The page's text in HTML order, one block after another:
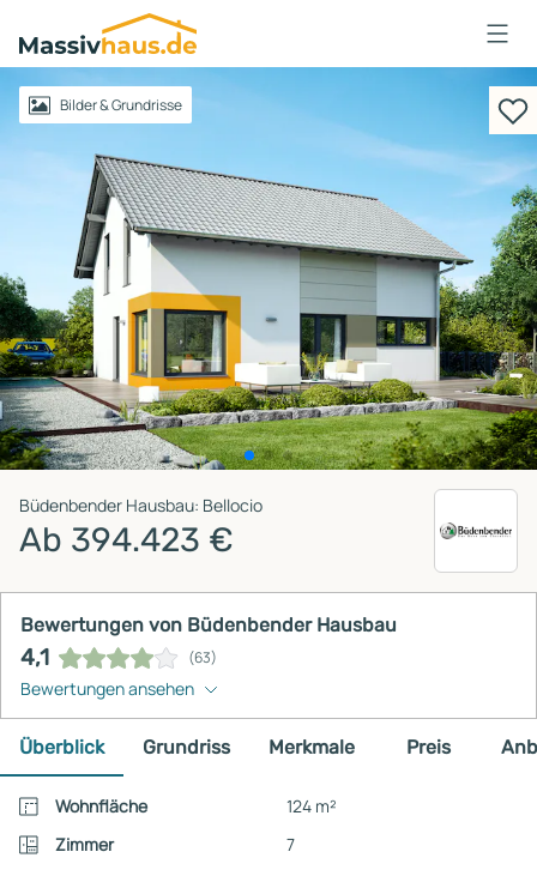
Massivhaus
Logo
AnmeldenBilder & Grundrisse
Büdenbender Hausbau: Bellocio
Ab 394.423 €
Bewertungen von Büdenbender Hausbau
4,1 (63)
Bewertungen ansehen
Überblick Grundriss Merkmale Preis
Wohnfläche
124 m²
Zimmer
7